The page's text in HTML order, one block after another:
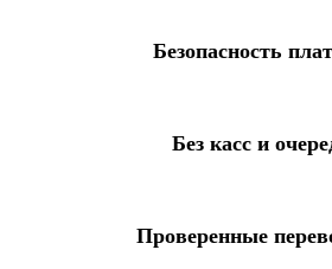
Безопасность
Без касс и
Проверенные